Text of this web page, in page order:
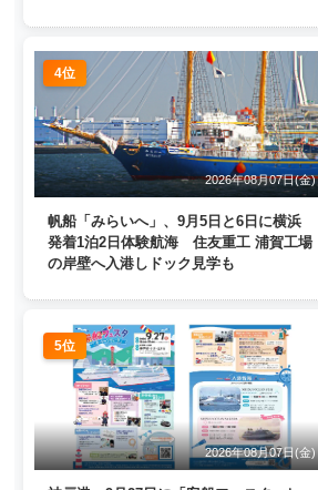
4位
2026年08月07日(金)
帆船「みらいへ」、9月5日と6日に横浜
発着1泊2日体験航海 住友重工 浦賀工場
の岸壁へ入港しドック見学も
5位
2026年08月07日(金)